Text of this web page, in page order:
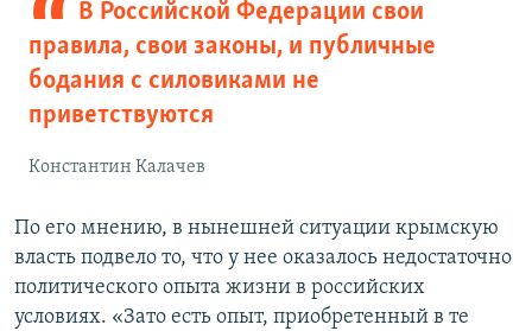
В Российской Федерации свои
правила, свои законы, и публичные
бодания с силовиками не
приветствуются
Константин Калачев
По его мнению, в нынешней ситуации крымскую
власть подвело то, что у нее оказалось недостаточно
политического опыта жизни в российских
условиях. «Зато есть опыт, приобретенный в те